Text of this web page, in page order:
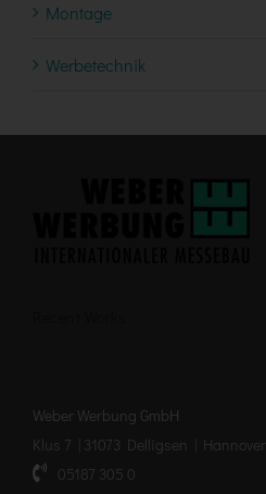
Montage
Werbetechnik
Weber Werbung GmbH
Klus 7 | 31073 Delligsen | Hannover
05187 305 0